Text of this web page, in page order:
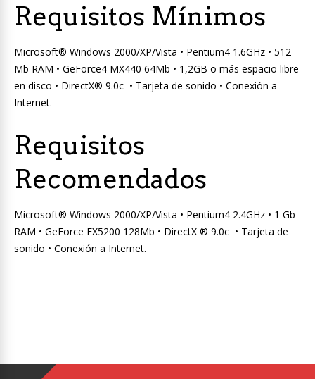
Requisitos Mínimos
Microsoft® Windows 2000/XP/Vista • Pentium4 1.6GHz • 512
Mb RAM • GeForce4 MX440 64Mb • 1,2GB o más espacio libre
en disco • DirectX® 9.0c • Tarjeta de sonido • Conexión a
Internet.
Requisitos
Recomendados
Microsoft® Windows 2000/XP/Vista • Pentium4 2.4GHz • 1 Gb
RAM • GeForce FX5200 128Mb • DirectX ® 9.0c • Tarjeta de
sonido • Conexión a Internet.